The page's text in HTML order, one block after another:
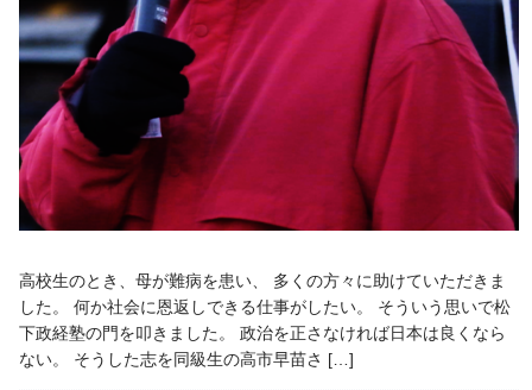
高校生のとき、母が難病を患い、 多くの方々に助けていただきま
した。 何か社会に恩返しできる仕事がしたい。 そういう思いで松
下政経塾の門を叩きました。 政治を正さなければ日本は良くなら
ない。 そうした志を同級生の高市早苗さ […]